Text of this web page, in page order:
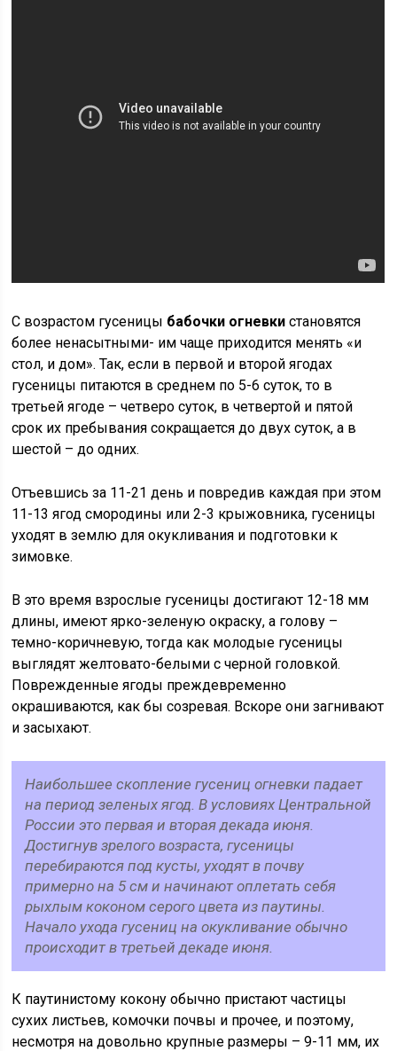
С возрастом гусеницы бабочки огневки становятся
более ненасытными- им чаще приходится менять «и
стол, и дом». Так, если в первой и второй ягодах
гусеницы питаются в среднем по 5-6 суток, то в
третьей ягоде – четверо суток, в четвертой и пятой
срок их пребывания сокращается до двух суток, а в
шестой – до одних.
Отъевшись за 11-21 день и повредив каждая при этом
11-13 ягод смородины или 2-3 крыжовника, гусеницы
уходят в землю для окукливания и подготовки к
зимовке.
В это время взрослые гусеницы достигают 12-18 мм
длины, имеют ярко-зеленую окраску, а голову –
темно-коричневую, тогда как молодые гусеницы
выглядят желтовато-белыми с черной головкой.
Поврежденные ягоды преждевременно
окрашиваются, как бы созревая. Вскоре они загнивают
и засыхают.
Наибольшее скопление гусениц огневки падает
на период зеленых ягод. В условиях Центральной
России это первая и вторая декада июня.
Достигнув зрелого возраста, гусеницы
перебираются под кусты, уходят в почву
примерно на 5 см и начинают оплетать себя
рыхлым коконом серого цвета из паутины.
Начало ухода гусениц на окукливание обычно
происходит в третьей декаде июня.
К паутинистому кокону обычно пристают частицы
сухих листьев, комочки почвы и прочее, и поэтому,
несмотря на довольно крупные размеры – 9-11 мм, их